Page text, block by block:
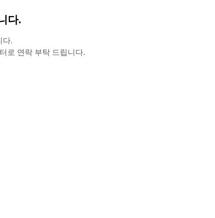
다.
다.
로 연락 부탁 드립니다.